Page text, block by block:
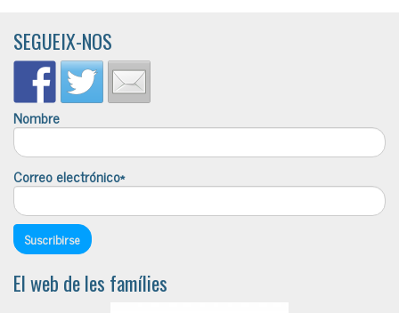
SEGUEIX-NOS
Nombre
Correo electrónico*
El web de les famílies